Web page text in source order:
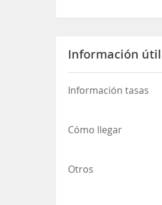
Información útil
Información tasas
Cómo llegar
Otros